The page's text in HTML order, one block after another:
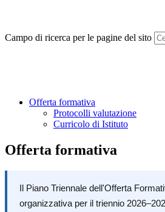
Campo di ricerca per le pagine del sito
Offerta formativa
Protocolli valutazione
Curricolo di Istituto
Offerta formativa
Il Piano Triennale dell'Offerta
organizzativa per il triennio